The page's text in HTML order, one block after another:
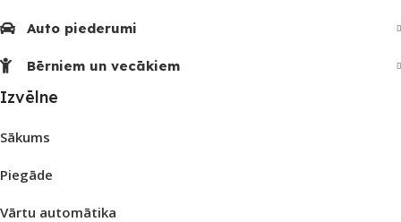
Auto piederumi
Bērniem un vecākiem
Izvēlne
Sākums
Piegāde
Vārtu automātika